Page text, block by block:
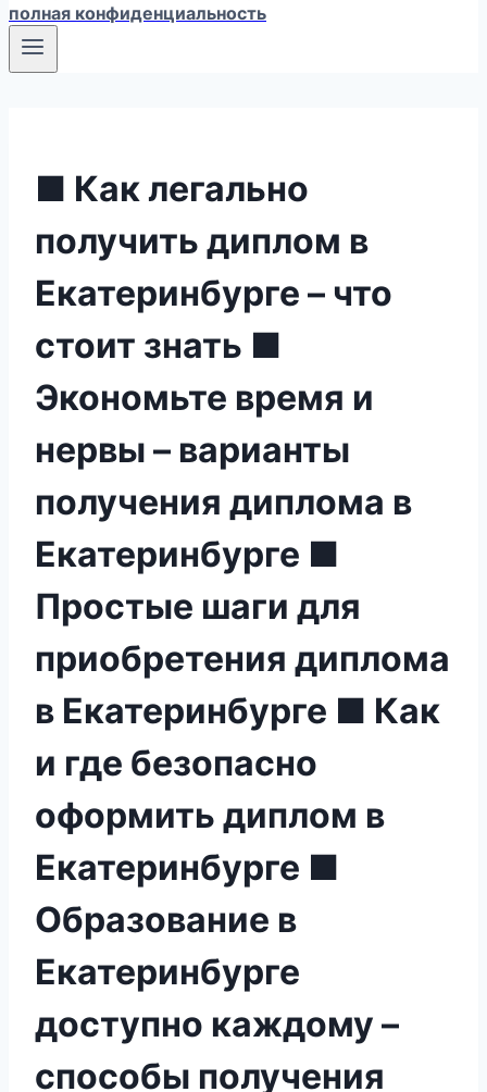
полная конфиденциальность
■ Как легально
получить диплом в
Екатеринбурге – что
стоит знать ■
Экономьте время и
нервы – варианты
получения диплома в
Екатеринбурге ■
Простые шаги для
приобретения диплома
в Екатеринбурге ■ Как
и где безопасно
оформить диплом в
Екатеринбурге ■
Образование в
Екатеринбурге
доступно каждому –
способы получения